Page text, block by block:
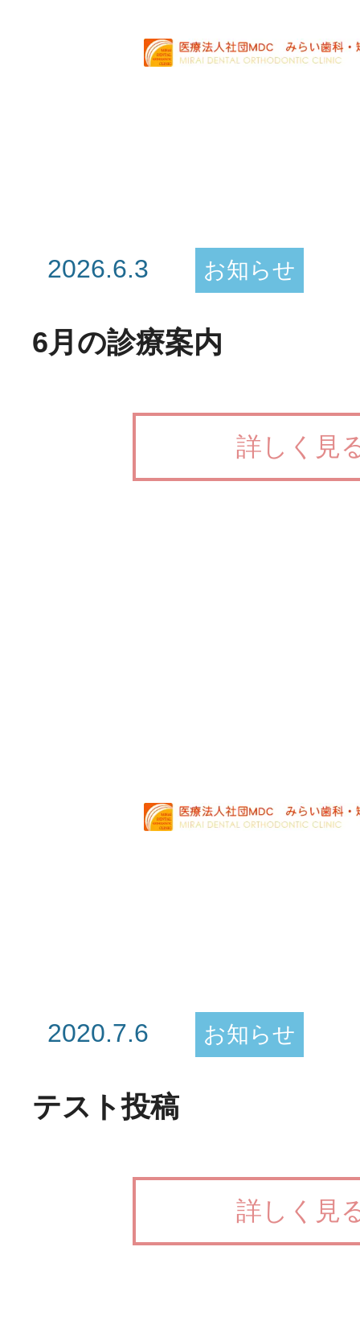
2026.6.3 お知らせ
6月の診療案内
詳しく見
2020.7.6 お知らせ
テスト投稿
詳しく見